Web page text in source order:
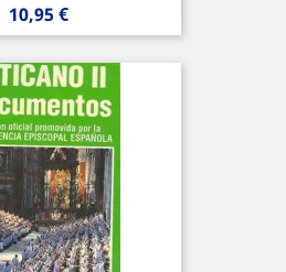
Precio
10,95 €